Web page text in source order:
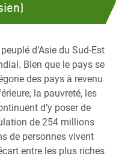
d’Asie du Sud-Est
Bien que le pays se
des pays à revenu
la pauvreté, les
d’y poser de
de 254 millions
de personnes vivent
entre les plus riches